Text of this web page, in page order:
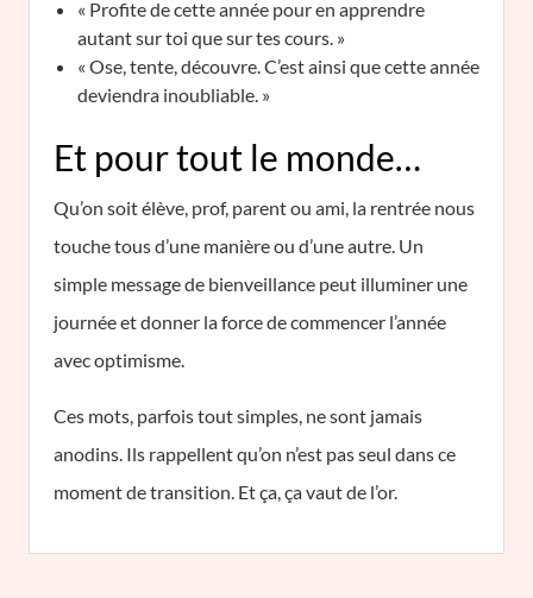
« Profite de cette année pour en apprendre
autant sur toi que sur tes cours. »
« Ose, tente, découvre. C’est ainsi que cette année
deviendra inoubliable. »
Et pour tout le monde…
Qu’on soit élève, prof, parent ou ami, la rentrée nous
touche tous d’une manière ou d’une autre. Un
simple message de bienveillance peut illuminer une
journée et donner la force de commencer l’année
avec optimisme.
Ces mots, parfois tout simples, ne sont jamais
anodins. Ils rappellent qu’on n’est pas seul dans ce
moment de transition. Et ça, ça vaut de l’or.